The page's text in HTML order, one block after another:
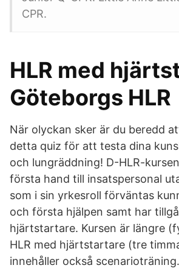
CPR.
HLR med
Göteborgs HLR
När olyckan sker är du beredd
detta quiz för att testa dina
och lungräddning! D-HLR-
första hand till insatspersonal
som i sin yrkesroll förväntas
och första hjälpen samt har
hjärtstartare. Kursen är längre
HLR med hjärtstartare (tre
innehåller också scenarioträning.